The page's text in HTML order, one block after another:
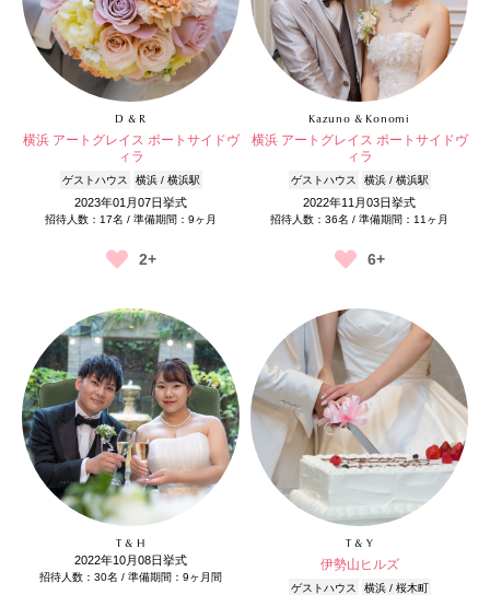
D & R
横浜 アートグレイス ポートサイドヴ
ィラ
ゲストハウス 横浜 / 横浜駅
2023年01月07日挙式
招待人数：17名 / 準備期間：9ヶ月
2+
Kazuno & Konomi
横浜 アートグレイス ポートサイドヴ
ィラ
ゲストハウス 横浜 / 横浜駅
2022年11月03日挙式
招待人数：36名 / 準備期間：11ヶ月
6+
T & H
2022年10月08日挙式
招待人数：30名 / 準備期間：9ヶ月間
T & Y
伊勢山ヒルズ
ゲストハウス 横浜 / 桜木町